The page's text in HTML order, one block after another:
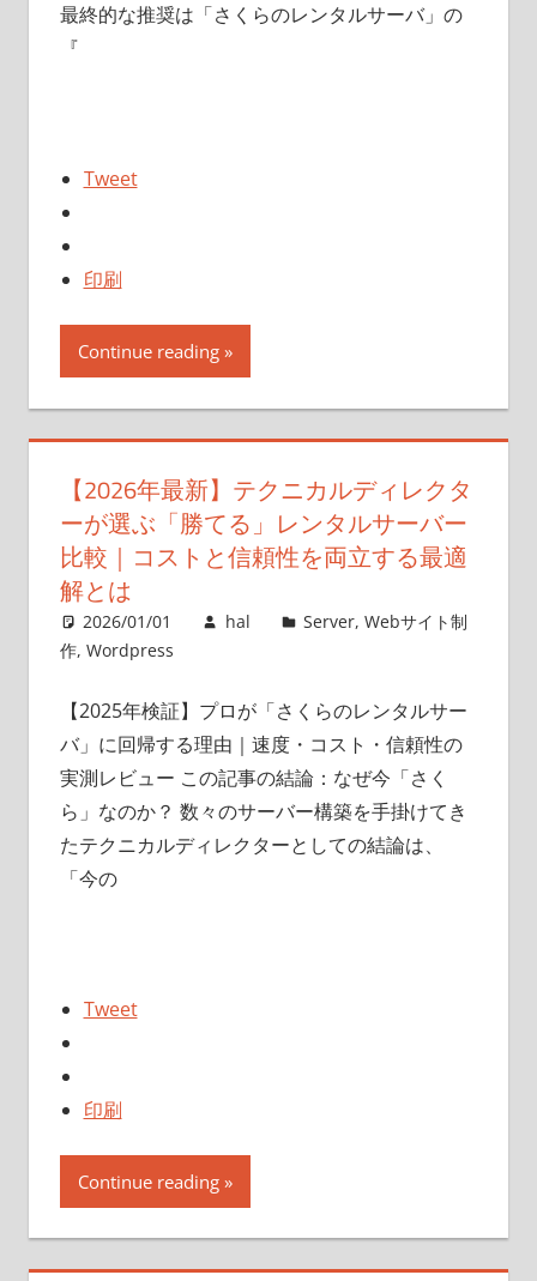
最終的な推奨は「さくらのレンタルサーバ」の
『
Tweet
印刷
Continue reading
【2026年最新】テクニカルディレクタ
ーが選ぶ「勝てる」レンタルサーバー
比較｜コストと信頼性を両立する最適
解とは
2026/01/01 hal Server,Webサイト制
作, Wordpress
【2025年検証】プロが「さくらのレンタルサー
バ」に回帰する理由｜速度・コスト・信頼性の
実測レビュー この記事の結論：なぜ今「さく
ら」なのか？ 数々のサーバー構築を手掛けてき
たテクニカルディレクターとしての結論は、
「今の
Tweet
印刷
Continue reading